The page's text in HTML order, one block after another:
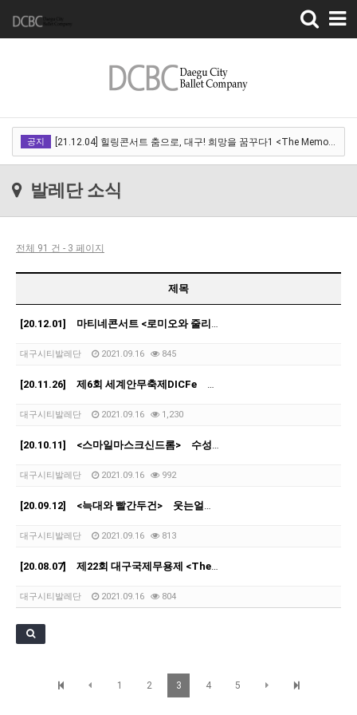
Toggle
navigation
공지 [21.12.04] 힐링콘서트 춤으로, 대구! 희망을 꿈꾸다1 <The Memory of …
[21.11.13] 호두까기인형 아양아트센터
발레단 소식
전체 91 건 - 3 페이지
제목
[20.12.01] 마티네콘서트 <로미오와 줄리엣> 수성아트피아
대구시티발레단 2021.09.16 845
[20.11.26] 제6회 세계안무축제DICFe 수성아트피아
대구시티발레단 2021.09.16 1,230
[20.10.11] <스마일마스크신드롬> 수성아트피아
대구시티발레단 2021.09.16 992
[20.09.12] <늑대와 빨간두건> 웃는얼굴아트센터
대구시티발레단 2021.09.16 813
[20.08.07] 제22회 대구국제무용제 <The path of fate> 대구문화예술회…
대구시티발레단 2021.09.16 804
1 2 3 4 5